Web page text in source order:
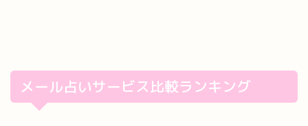
メール占いサービス比較ランキング